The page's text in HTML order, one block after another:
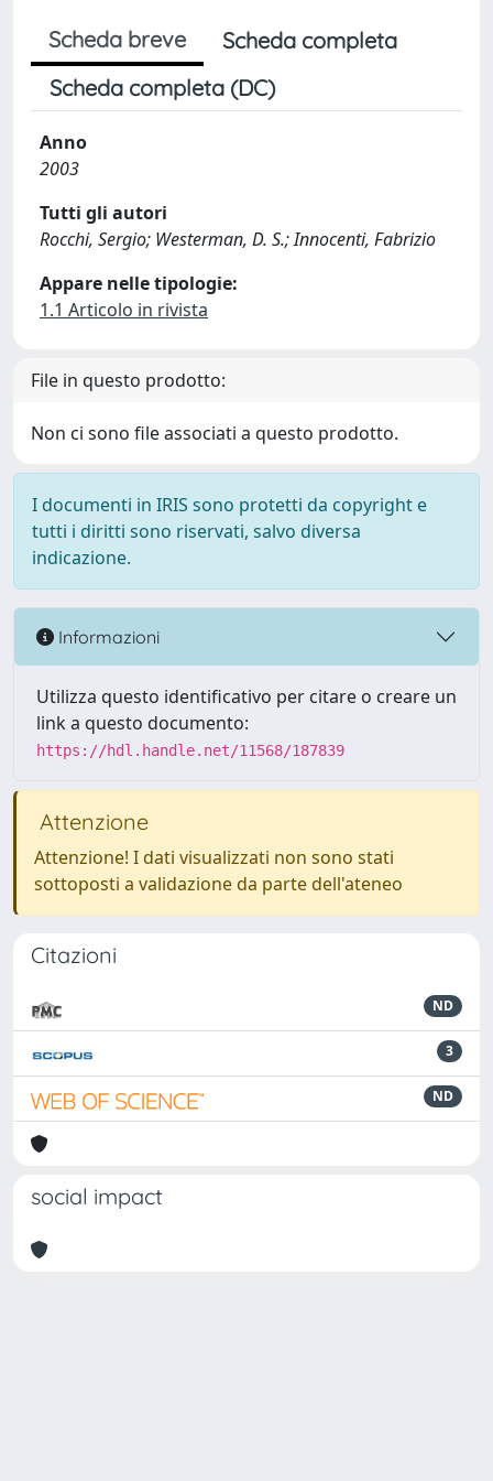
Scheda breve
Scheda completa
Scheda completa (DC)
Anno
2003
Tutti gli autori
Rocchi, Sergio; Westerman, D. S.; Innocenti, Fabrizio
Appare nelle tipologie:
1.1 Articolo in rivista
File in questo prodotto:
Non ci sono file associati a questo prodotto.
I documenti in IRIS sono protetti da copyright e
tutti i diritti sono riservati, salvo diversa
indicazione.
Informazioni
Utilizza questo identificativo per citare o creare un
link a questo documento:
https://hdl.handle.net/11568/187839
Attenzione
Attenzione! I dati visualizzati non sono stati
sottoposti a validazione da parte dell'ateneo
Citazioni
ND
3
ND
social impact